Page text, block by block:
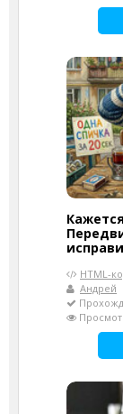
HTML-
Андрей